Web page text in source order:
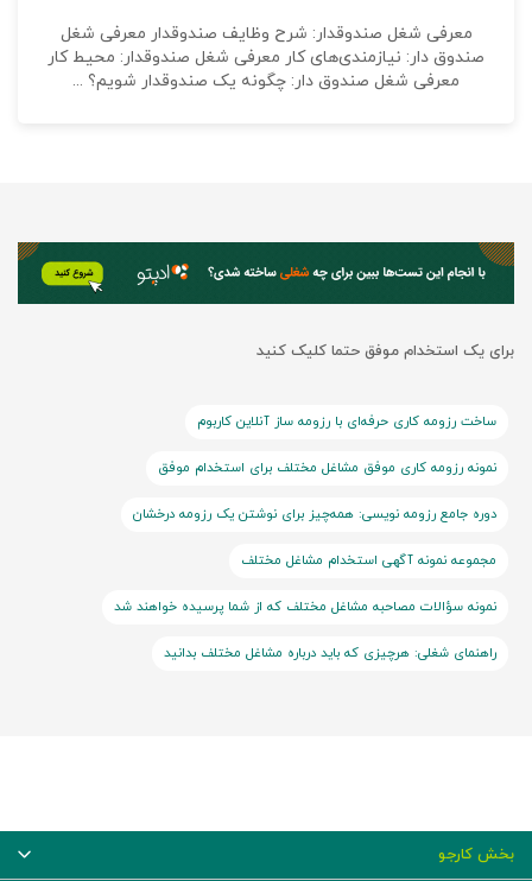
معرفی شغل صندوقدار: شرح وظایف صندوقدار معرفی شغل
صندوق دار: نیازمندی‌های کار معرفی شغل صندوقدار: محیط کار
معرفی شغل صندوق دار: چگونه یک صندوقدار شویم؟ ...
برای یک استخدام موفق حتما کلیک کنید
ساخت رزومه کاری حرفه‌ای با رزومه ساز آنلاین کاربوم
نمونه رزومه کاری موفق مشاغل مختلف برای استخدام موفق
دوره جامع رزومه نویسی: همه‌چیز برای نوشتن یک رزومه درخشان
مجموعه نمونه آگهی استخدام مشاغل مختلف
نمونه سؤالات مصاحبه مشاغل مختلف که از شما پرسیده خواهند شد
راهنمای شغلی: هرچیزی که باید درباره مشاغل مختلف بدانید
بخش کارجو